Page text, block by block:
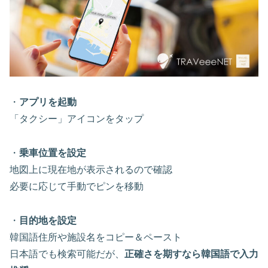
・ アプリを起動
「タクシー」アイコンをタップ
・ 乗車位置を設定
地図上に現在地が表示されるので確認
必要に応じて手動でピンを移動
・ 目的地を設定
韓国語住所や施設名をコピー＆ペースト
日本語でも検索可能だが、 正確さを期すなら韓国語で入力